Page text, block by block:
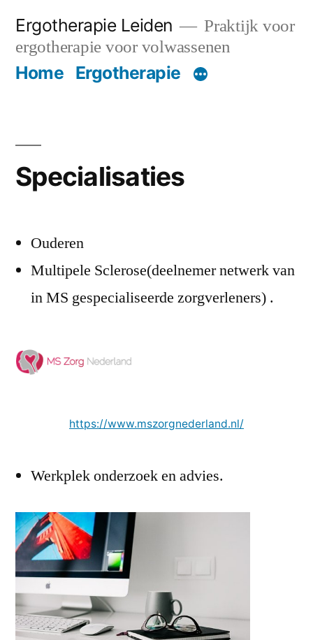
naar
Ergotherapie Leiden
Praktijk voor
ergotherapie voor volwassenen
Home Ergotherapie
Specialisaties
Ouderen
Multipele Sclerose(deelnemer netwerk van
in MS gespecialiseerde zorgverleners) .
https://www.mszorgnederland.nl/
Werkplek onderzoek en advies.